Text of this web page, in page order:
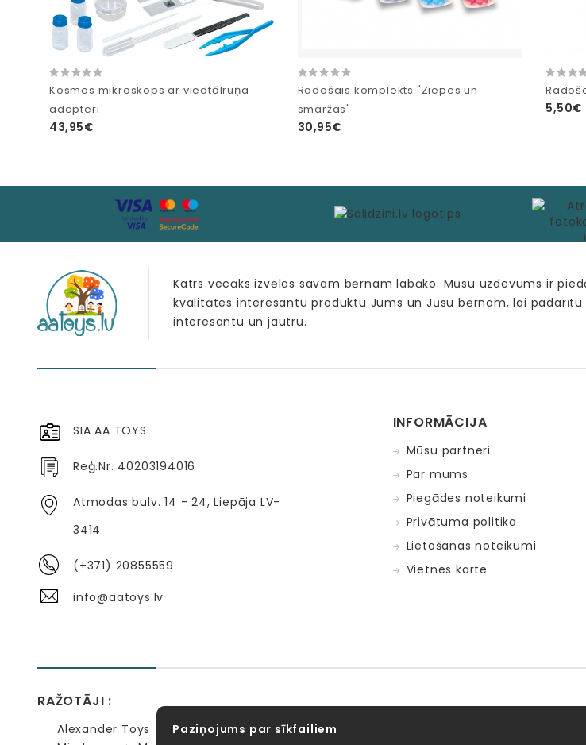
Kosmos mikroskops ar viedtālruņa
adapteri
43,95€
Radošais komplekts "Ziepes un
smaržas"
30,95€
5,50€
Katrs vecāks izvēlas savam bērnam labāko. Mūsu uzdevums ir
kvalitātes interesantu produktu Jums un Jūsu bērnam, lai
interesantu un jautru.
SIA AA TOYS
Reģ.Nr. 40203194016
Atmodas bulv. 14 - 24, Liepāja LV-
3414
(+371) 20855559
info@aatoys.lv
INFORMĀCIJA
Mūsu partneri
Par mums
Piegādes noteikumi
Privātuma politika
Lietošanas noteikumi
Vietnes karte
RAŽOTĀJI :
Alexander Toys APLI kids Bibio EBULOBO
Paziņojums par sīkfailiem